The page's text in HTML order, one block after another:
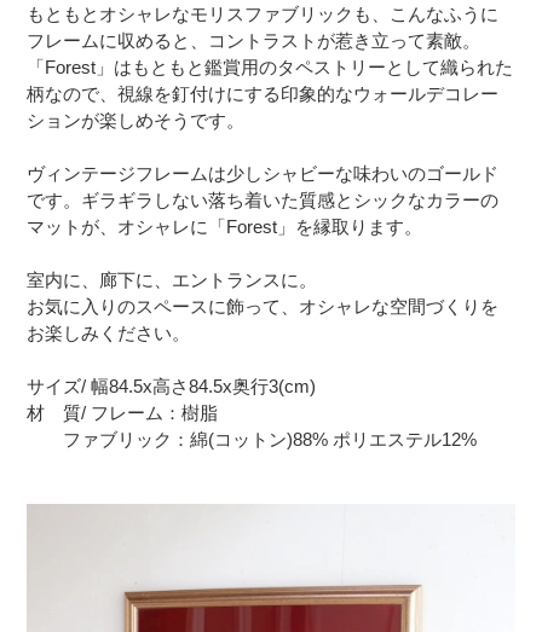
もともとオシャレなモリスファブリックも、こんなふうに
フレームに収めると、コントラストが惹き立って素敵。
「Forest」はもともと鑑賞用のタペストリーとして織られた
柄なので、視線を釘付けにする印象的なウォールデコレー
ションが楽しめそうです。
ヴィンテージフレームは少しシャビーな味わいのゴールド
です。ギラギラしない落ち着いた質感とシックなカラーの
マットが、オシャレに「Forest」を縁取ります。
室内に、廊下に、エントランスに。
お気に入りのスペースに飾って、オシャレな空間づくりを
お楽しみください。
サイズ/ 幅84.5x高さ84.5x奥行3(cm)
材 質/ フレーム：樹脂
ファブリック：綿(コットン)88% ポリエステル12%